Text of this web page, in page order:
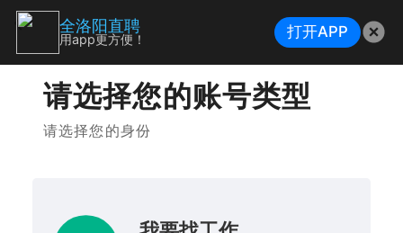
请选择您的账号类型
请选择您的身份
全洛阳直聘
用app更方便！ 打开APP